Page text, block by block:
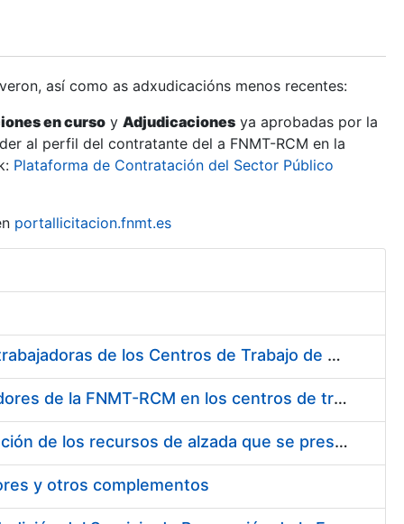
así como as adxudicacións menos recentes:
en curso y Adjudicaciones ya aprobadas por la
al perfil del contratante del a FNMT-RCM en la
Plataforma de Contratación del Sector Público
portallicitacion.fnmt.es
Suministro de Protectores Auditivos a medida para las personas trabajadoras de los Centros de Trabajo de Madrid y Burgos
Suministro de gafas graduadas antiproyecciones para los trabajadores de la FNMT-RCM en los centros de trabajo de Madrid y Burgos
Servicios de una empresa externa para el asesoramiento y resolución de los recursos de alzada que se presentan relacionados con procesos de selección para la FNMT-RCM
y otros complementos